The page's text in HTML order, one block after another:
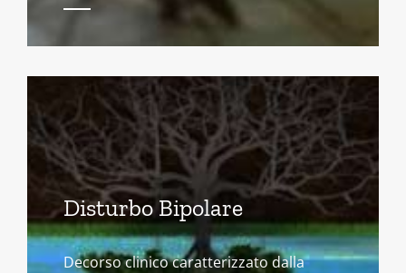
Disturbo Bipolare
Decorso clinico caratterizzato dalla